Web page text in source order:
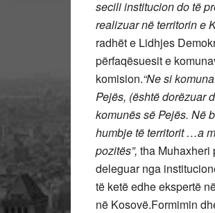
secili institucion do të
realizuar në territorin e
radhët e Lidhjes
përfaqësuesit e
komision.“Ne si
Pejës, (është dorëzuar
komunës së Pejës. Në
humbje të territorit …a
pozitës”, tha Muhaxheri
deleguar nga
të ketë edhe ekspertë
në Kosovë.Formimin